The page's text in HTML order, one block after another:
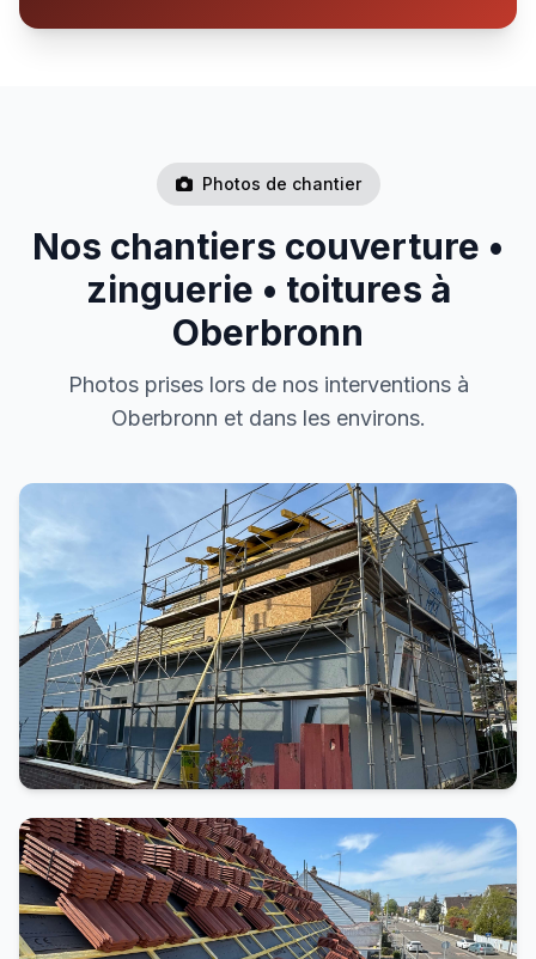
Photos de chantier
Nos chantiers couverture •
zinguerie • toitures à
Oberbronn
Photos prises lors de nos interventions à
Oberbronn et dans les environs.